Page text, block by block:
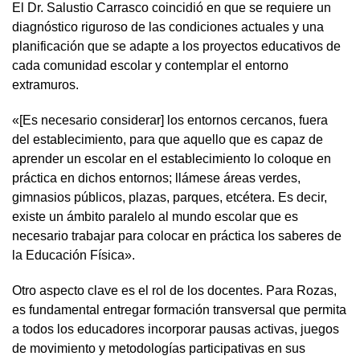
El Dr. Salustio Carrasco coincidió en que se requiere un
diagnóstico riguroso de las condiciones actuales y una
planificación que se adapte a los proyectos educativos de
cada comunidad escolar y contemplar el entorno
extramuros.
«[Es necesario considerar] los entornos cercanos, fuera
del establecimiento, para que aquello que es capaz de
aprender un escolar en el establecimiento lo coloque en
práctica en dichos entornos; llámese áreas verdes,
gimnasios públicos, plazas, parques, etcétera. Es decir,
existe un ámbito paralelo al mundo escolar que es
necesario trabajar para colocar en práctica los saberes de
la Educación Física».
Otro aspecto clave es el rol de los docentes. Para Rozas,
es fundamental entregar formación transversal que permita
a todos los educadores incorporar pausas activas, juegos
de movimiento y metodologías participativas en sus